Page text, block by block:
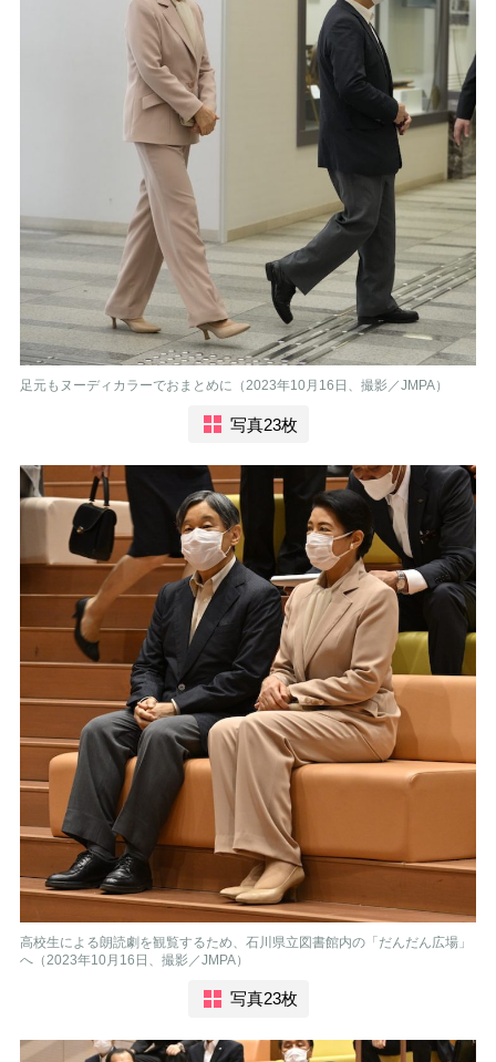
足元もヌーディカラーでおまとめに（2023年10月16日、撮影／JMPA）
写真23枚
高校生による朗読劇を観覧するため、石川県立図書館内の「だんだん広場」
へ（2023年10月16日、撮影／JMPA）
写真23枚